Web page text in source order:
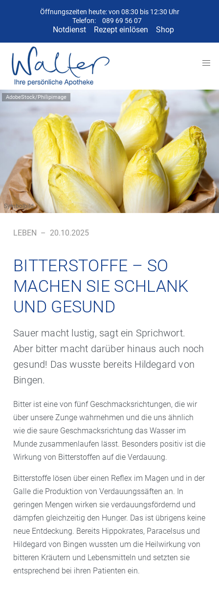
Öffnungszeiten heute: von 08:30 bis 12:30 Uhr
Telefon:
089 69 56 07
Notdienst Rezept einlösen Shop
AdobeStock/Philipimage
Symbolbild
LEBEN – 20.10.2025
BITTERSTOFFE – SO
MACHEN SIE SCHLANK
UND GESUND
Sauer macht lustig, sagt ein Sprichwort.
Aber bitter macht darüber hinaus auch noch
gesund! Das wusste bereits Hildegard von
Bingen.
Bitter ist eine von fünf Geschmacksrichtungen, die wir
über unsere Zunge wahrnehmen und die uns ähnlich
wie die saure Geschmacksrichtung das Wasser im
Munde zusammenlaufen lässt. Besonders positiv ist die
Wirkung von Bitterstoffen auf die Verdauung.
Bitterstoffe lösen über einen Reflex im Magen und in der
Galle die Produktion von Verdauungssäften an. In
geringen Mengen wirken sie verdauungsfördernd und
dämpfen gleichzeitig den Hunger. Das ist übrigens keine
neue Entdeckung. Bereits Hippokrates, Paracelsus und
Hildegard von Bingen wussten um die Heilwirkung von
bitteren Kräutern und Lebensmitteln und setzten sie
entsprechend bei ihren Patienten ein.